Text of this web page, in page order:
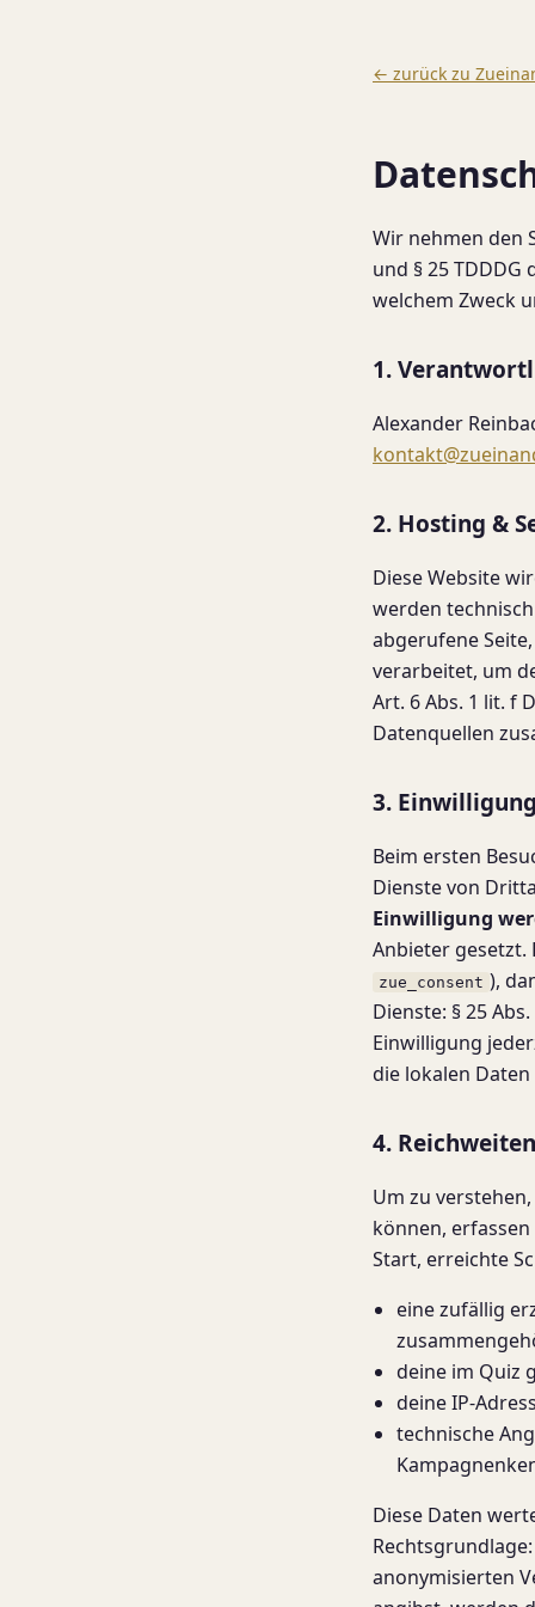
← zurück zu
Wir nehmen den
und § 25
welchem Zweck
1.
Alexander
2. Hosting &
Diese Website
werden
abgerufene
verarbeitet, um
Art. 6 Abs. 1 lit. f
Datenquellen
3.
Beim ersten
Dienste von
Einwilligung
Anbieter gesetzt.
zue_consent ),
Dienste: § 25
Einwilligung
die lokalen
4.
Um zu
können,
Start, erreichte
eine zufällig
deine im Quiz
deine IP-
technische
Diese Daten
anonymisierten